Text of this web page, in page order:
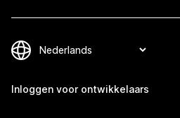
Inloggen voor ontwikkelaars